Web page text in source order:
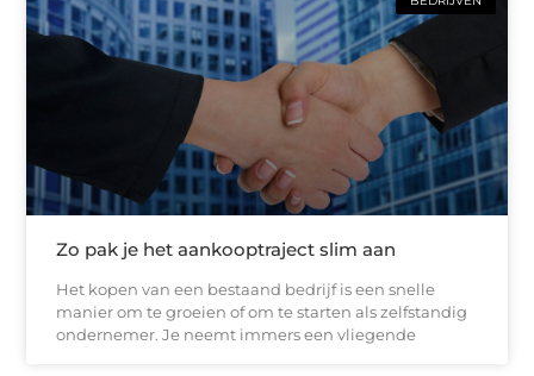
Zo pak je het aankooptraject slim aan
Het kopen van een bestaand bedrijf is een snelle
manier om te groeien of om te starten als zelfstandig
ondernemer. Je neemt immers een vliegende